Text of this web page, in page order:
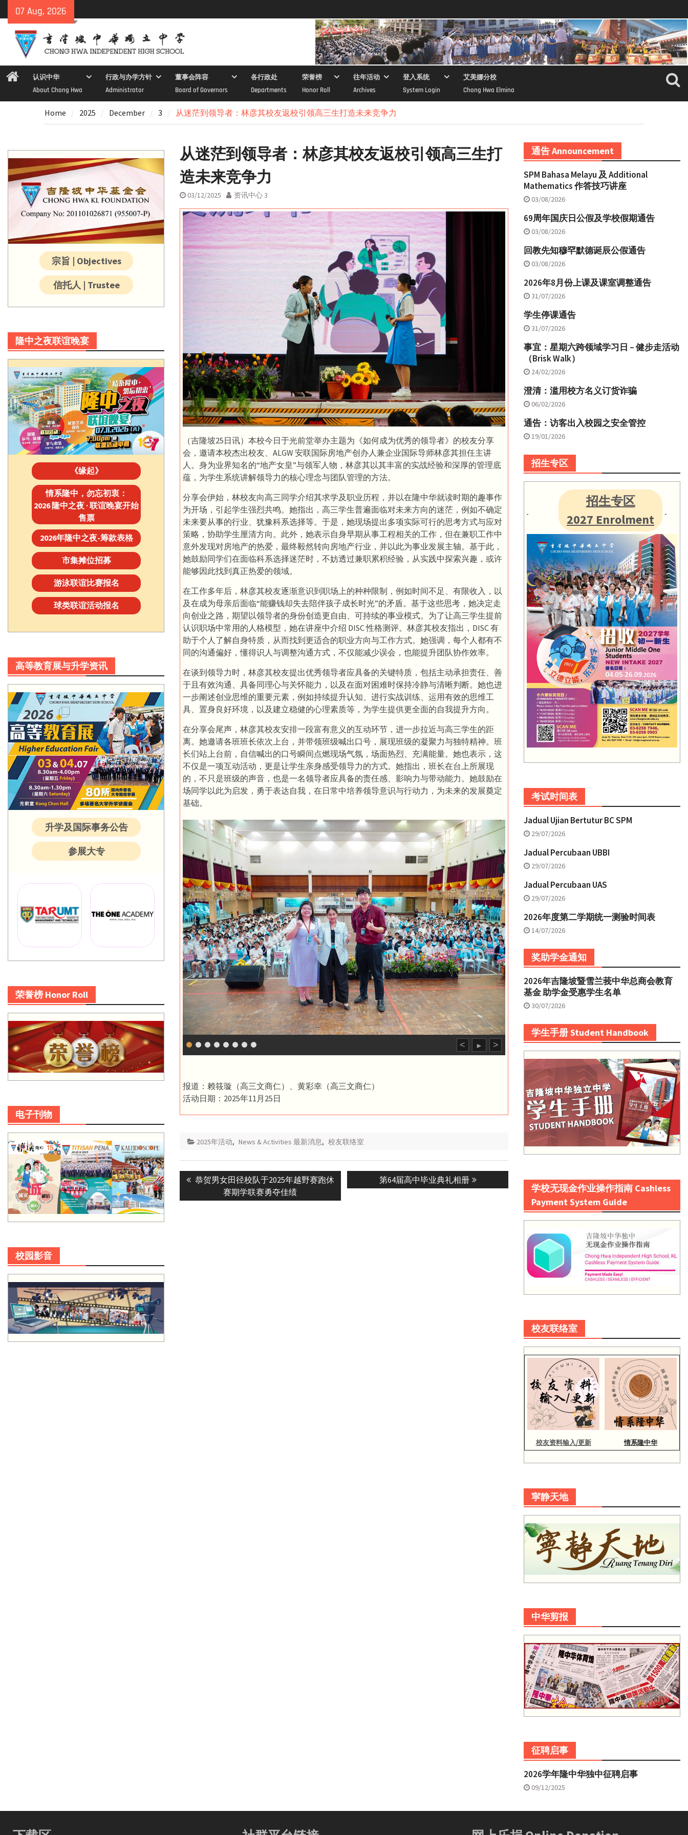
to
content
07 Aug, 2026
Home认识中华
About Chong Hwa
行政与办学方针
Administrator
董事会阵容
Board of Governors
各行政处
Departments
荣誉榜
Honor Roll
往年活动
Archives
登入系统
System Login
艾美娜分校
Chong Hwa Elmina
Home 2025 December 3 从迷茫到领导者：林彦其校友返校引领高三生打造未来竞争力
从迷茫到领导者：林彦其校友返校引领高三生打
造未来竞争力
03/12/2025 资讯中心 3
（吉隆坡25日讯）本校今日于光前堂举办主题为《如何成为优秀的领导者》的校友分享
会，邀请本校杰出校友、ALGW 安联国际房地产创办人兼企业国际导师林彦其担任主讲
人。身为业界知名的“地产女皇”与领军人物，林彦其以其丰富的实战经验和深厚的管理底
蕴，为学生系统讲解领导力的核心理念与团队管理的方法。
分享会伊始，林校友向高三同学介绍其求学及职业历程，并以在隆中华就读时期的趣事作
为开场，引起学生强烈共鸣。她指出，高三学生普遍面临对未来方向的迷茫，例如不确定
未来要从事的行业、犹豫科系选择等。于是，她现场提出多项实际可行的思考方式与应对
策略，协助学生厘清方向。此外，她表示自身早期从事工程相关的工作，但在兼职工作中
意外发现对房地产的热爱，最终毅然转向房地产行业，并以此为事业发展主轴。基于此，
她鼓励同学们在面临科系选择迷茫时，不妨透过兼职累积经验，从实践中探索兴趣，或许
能够因此找到真正热爱的领域。
在工作多年后，林彦其校友逐渐意识到职场上的种种限制，例如时间不足、有限收入，以
及在成为母亲后面临“能赚钱却失去陪伴孩子成长时光”的矛盾。基于这些思考，她决定走
向创业之路，期望以领导者的身份创造更自由、可持续的事业模式。为了让高三学生提前
认识职场中常用的人格模型，她在讲座中介绍 DISC 性格测评。林彦其校友指出，DISC 有
助于个人了解自身特质，从而找到更适合的职业方向与工作方式。她强调，每个人都有不
同的沟通偏好，懂得识人与调整沟通方式，不仅能减少误会，也能提升团队协作效率。
在谈到领导力时，林彦其校友提出优秀领导者应具备的关键特质，包括主动承担责任、善
于且有效沟通、具备同理心与关怀能力，以及在面对困难时保持冷静与清晰判断。她也进
一步阐述创业思维的重要元素，例如持续提升认知、进行实战训练、运用有效的思维工
具、置身良好环境，以及建立稳健的心理素质等，为学生提供更全面的自我提升方向。
在分享会尾声，林彦其校友安排一段富有意义的互动环节，进一步拉近与高三学生的距
离。她邀请各班班长依次上台，并带领班级喊出口号，展现班级的凝聚力与独特精神。班
长们站上台前，自信喊出的口号瞬间点燃现场气氛，场面热烈、充满能量。她也表示，这
不仅是一项互动活动，更是让学生亲身感受领导力的方式。她指出，班长在台上所展现
的，不只是班级的声音，也是一名领导者应具备的责任感、影响力与带动能力。她鼓励在
场同学以此为启发，勇于表达自我，在日常中培养领导意识与行动力，为未来的发展奠定
基础。
< ► >
报道：赖筱璇（高三文商仁）、黄彩幸（高三文商仁）
活动日期：2025年11月25日
2025年活动, News & Activities 最新消息, 校友联络室
Post
navigation
Previous
恭贺男女田径校队于2025年越野赛跑休
赛期学联赛勇夺佳绩
Next
post:
第64届高中毕业典礼相册
通告 Announcement
SPM Bahasa Melayu 及 Additional
Mathematics 作答技巧讲座
03/08/2026
69周年国庆日公假及学校假期通告
03/08/2026
回教先知穆罕默德诞辰公假通告
03/08/2026
2026年8月份上课及课室调整通告
31/07/2026
学生停课通告
31/07/2026
事宜：星期六跨领域学习日 – 健步走活动
（Brisk Walk）
24/02/2026
澄清：滥用校方名义订货诈骗
06/02/2026
通告：访客出入校园之安全管控
19/01/2026
招生专区
招生专区
2027 Enrolment
考试时间表
Jadual Ujian Bertutur BC SPM
29/07/2026
Jadual Percubaan UBBI
29/07/2026
Jadual Percubaan UAS
29/07/2026
2026年度第二学期统一测验时间表
14/07/2026
奖助学金通知
2026年吉隆坡暨雪兰莪中华总商会教育
基金 助学金受惠学生名单
30/07/2026
学生手册 Student Handbook
学校无现金作业操作指南 Cashless
Payment System Guide
校友联络室
校友资料输入/更新 情系隆中华
寜静天地
中华剪报
征聘启事
2026学年隆中华独中征聘启事
09/12/2025
宗旨 | Objectives
信托人 | Trustee
隆中之夜联谊晚宴
《缘起》
情系隆中，勿忘初衷：
2026 隆中之夜 · 联谊晚宴开始
售票
2026年隆中之夜-筹款表格
市集摊位招募
游泳联谊比赛报名
球类联谊活动报名
高等教育展与升学资讯
升学及国际事务公告
参展大专
荣誉榜 Honor Roll
电子刊物
校园影音